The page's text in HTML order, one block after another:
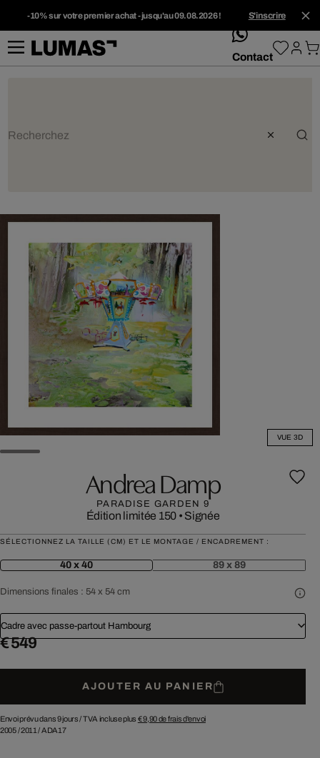
-10% sur votre premier achat - jusqu'au 09.08.2026 ! S'inscrire
whatsApp
Contact
VUE 3D
Andrea Damp
PARADISE GARDEN 9
Édition limitée 150 • Signée
SÉLECTIONNEZ LA TAILLE (CM) ET LE MONTAGE / ENCADREMENT :
40 x 40 89 x 89
Dimensions finales : 54 x 54 cm
Cadre avec passe-partout Hambourg
€ 549
AJOUTER AU PANIER
Envoi prévu dans 9 jours /TVA incluse plus € 9,90de frais d'envoi
2005/2011 /ADA17